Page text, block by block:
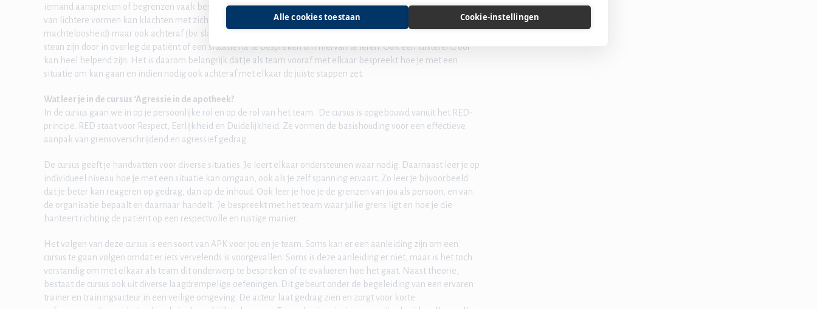
Alle cookies toestaan Cookie-instellingen
iemand aanspreken of begrenzen vaak best een uitdaging. Een situatie met flinke agressie of een opeenstapeling
van lichtere vormen kan klachten met zich meebrengen op het moment zelf (bv. gevoel van onmacht en
machteloosheid) maar ook achteraf (bv. slapeloosheid, angst of uitval door een burn-out). Collega’s kunnen een
steun zijn door in overleg de patiënt of een situatie na te bespreken om hiervan te leren. Ook een luisterend oor
kan heel helpend zijn. Het is daarom belangrijk dat je als team vooraf met elkaar bespreekt hoe je met een
situatie om kan gaan en indien nodig ook achteraf met elkaar de juiste stappen zet.
Wat leer je in de cursus ‘Agressie in de apotheek?
In de cursus gaan we in op je persoonlijke rol en op de rol van het team. De cursus is opgebouwd vanuit het RED-
principe. RED staat voor Respect, Eerlijkheid en Duidelijkheid. Ze vormen de basishouding voor een effectieve
aanpak van grensoverschrijdend en agressief gedrag.
De cursus geeft je handvatten voor diverse situaties. Je leert elkaar ondersteunen waar nodig. Daarnaast leer je op
individueel niveau hoe je met een situatie kan omgaan, ook als je zelf spanning ervaart. Zo leer je bijvoorbeeld
dat je beter kan reageren op gedrag, dan op de inhoud. Ook leer je hoe je de grenzen van jou als persoon, en van
de organisatie bepaalt en daarnaar handelt. Je bespreekt met het team waar jullie grens ligt en hoe je die
hanteert richting de patiënt op een respectvolle en rustige manier.
Het volgen van deze cursus is een soort van APK voor jou en je team. Soms kan er een aanleiding zijn om een
cursus te gaan volgen omdat er iets vervelends is voorgevallen. Soms is deze aanleiding er niet, maar is het toch
verstandig om met elkaar als team dit onderwerp te bespreken of te evalueren hoe het gaat. Naast theorie,
bestaat de cursus ook uit diverse laagdrempelige oefeningen. Dit gebeurt onder de begeleiding van een ervaren
trainer en trainingsacteur in een veilige omgeving. De acteur laat gedrag zien en zorgt voor korte